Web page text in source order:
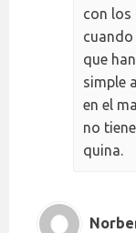
con los
cuando
que
simple
en el
no
quina.